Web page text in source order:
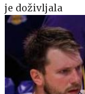
je doživljala